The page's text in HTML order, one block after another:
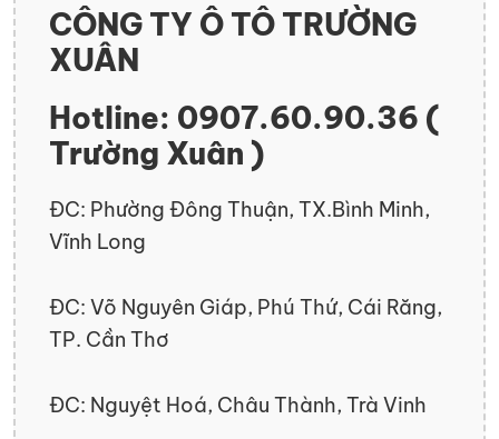
CÔNG TY Ô TÔ TRƯỜNG
XUÂN
Hotline: 0907.60.90.36 (
Trường Xuân )
ĐC: Phường Đông Thuận, TX.Bình Minh,
Vĩnh Long
ĐC: Võ Nguyên Giáp, Phú Thứ, Cái Răng,
TP. Cần Thơ
ĐC: Nguyệt Hoá, Châu Thành, Trà Vinh